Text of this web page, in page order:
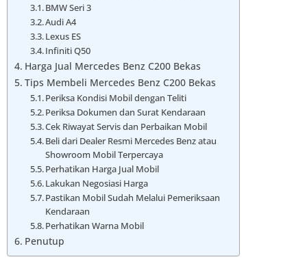
BMW Seri 3
Audi A4
Lexus ES
Infiniti Q50
Harga Jual Mercedes Benz C200 Bekas
Tips Membeli Mercedes Benz C200 Bekas
Periksa Kondisi Mobil dengan Teliti
Periksa Dokumen dan Surat Kendaraan
Cek Riwayat Servis dan Perbaikan Mobil
Beli dari Dealer Resmi Mercedes Benz atau
Showroom Mobil Terpercaya
Perhatikan Harga Jual Mobil
Lakukan Negosiasi Harga
Pastikan Mobil Sudah Melalui Pemeriksaan
Kendaraan
Perhatikan Warna Mobil
Penutup